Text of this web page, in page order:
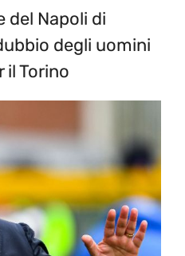
del Napoli di
degli uomini
il Torino